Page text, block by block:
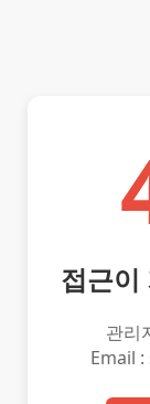
접근이
관리
Email